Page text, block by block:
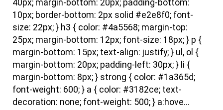
40px; margin-bottom: 20px; padding-bottom:
10px; border-bottom: 2px solid #e2e8f0; font-
size: 22px; } h3 { color: #4a5568; margin-top:
25px; margin-bottom: 12px; font-size: 18px; } p {
margin-bottom: 15px; text-align: justify; } ul, ol {
margin-bottom: 20px; padding-left: 30px; } li {
margin-bottom: 8px; } strong { color: #1a365d;
font-weight: 600; } a { color: #3182ce; text-
decoration: none; font-weight: 500; } a:hove...